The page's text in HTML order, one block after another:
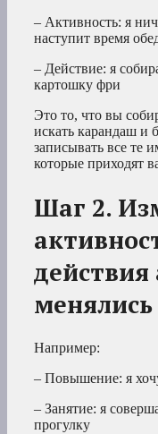
– Активность: я
наступит время
– Действие: я
картошку фри
Это то, что вы
искать карандаш и
записывать все те
которые приходят
Шаг 2.
менялись
Например:
– Повышение: я
– Занятие: я
прогулку